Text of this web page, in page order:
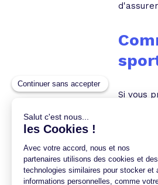
Si vous
faire
Dans
permet